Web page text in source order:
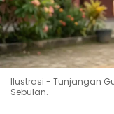
Ilustrasi - Tunjangan
Sebulan.